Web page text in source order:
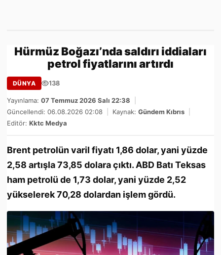
Hürmüz Boğazı’nda saldırı iddiaları
petrol fiyatlarını artırdı
DÜNYA 138
Yayınlama: 07 Temmuz 2026 Salı 22:38
Güncellendi: 06.08.2026 02:08
Kaynak: Gündem Kıbrıs
Editör: Kktc Medya
Brent petrolün varil fiyatı 1,86 dolar, yani yüzde
2,58 artışla 73,85 dolara çıktı. ABD Batı Teksas
ham petrolü de 1,73 dolar, yani yüzde 2,52
yükselerek 70,28 dolardan işlem gördü.